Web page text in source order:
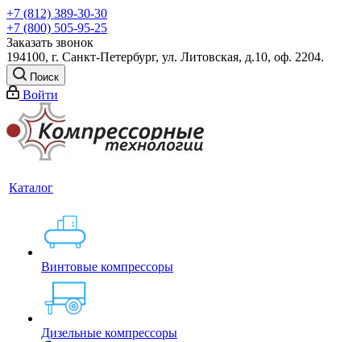
+7 (812) 389-30-30
+7 (800) 505-95-25
Заказать звонок
194100, г. Санкт-Петербург, ул. Литовская, д.10, оф. 2204.
Поиск
Войти
Каталог
Винтовые компрессоры
Дизельные компрессоры